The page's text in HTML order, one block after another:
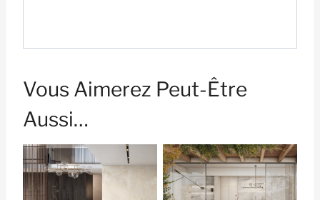
Vous Aimerez Peut-Être
Aussi…